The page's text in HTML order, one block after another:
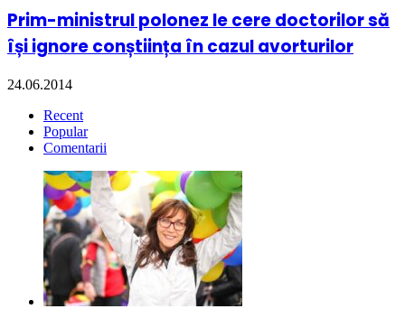
Prim-ministrul polonez le cere doctorilor să
își ignore conștiința în cazul avorturilor
24.06.2014
Recent
Popular
Comentarii